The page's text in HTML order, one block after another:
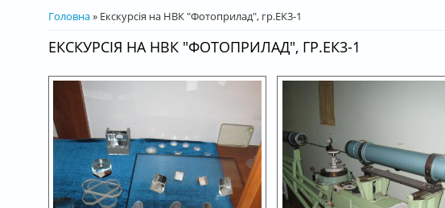
ВИ Є ТУТ
Головна» Екскурсія на НВК "Фотоприлад", гр.ЕК3-1
ЕКСКУРСІЯ НА НВК "ФОТОПРИЛАД", ГР.ЕК3-1